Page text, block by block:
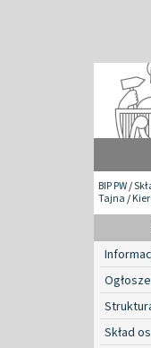
BIP PW/
Tajna/
Skład